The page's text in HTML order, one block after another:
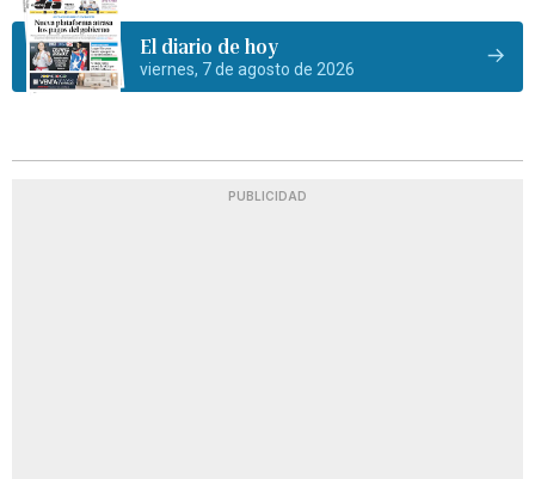
El diario de hoy
viernes, 7 de agosto de 2026
PUBLICIDAD